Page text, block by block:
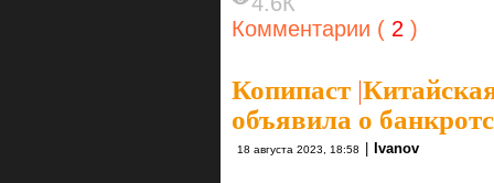
Комментарии ( 2 )
Копипаст |
объявила о
18 августа 2023, 18:58 Ivanov